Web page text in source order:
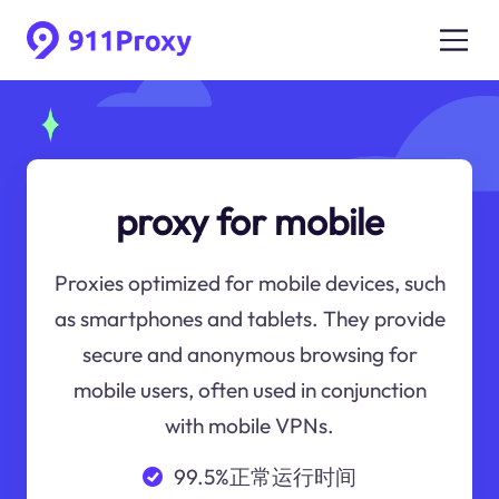
proxy for mobile
Proxies optimized for mobile devices, such
as smartphones and tablets. They provide
secure and anonymous browsing for
mobile users, often used in conjunction
with mobile VPNs.
99.5%正常运行时间